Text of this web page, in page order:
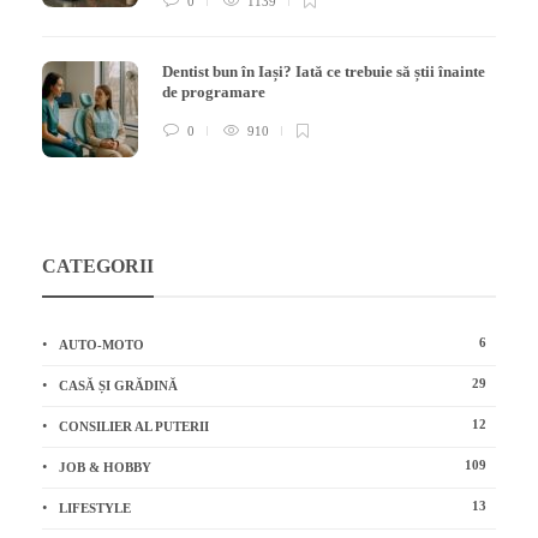
Dentist bun în Iași? Iată ce trebuie să știi înainte
de programare
0 910
CATEGORII
AUTO-MOTO 6
CASĂ ȘI GRĂDINĂ 29
CONSILIER AL PUTERII 12
JOB & HOBBY 109
LIFESTYLE 13